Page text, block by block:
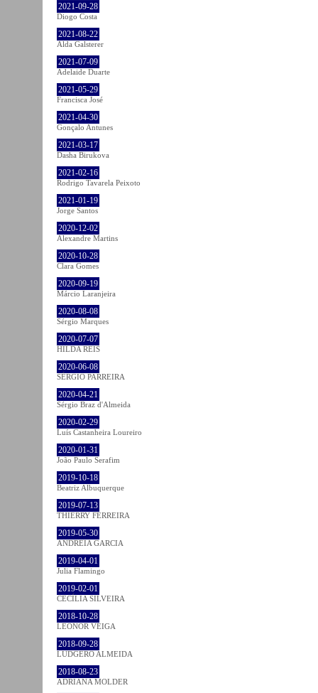
2021-09-28
Diogo Costa
2021-08-22
Alda Galsterer
2021-07-09
Adelaide Duarte
2021-05-29
Francisca José
2021-04-30
Gonçalo Antunes
2021-03-17
Dasha Birukova
2021-02-16
Rodrigo Tavarela Peixoto
2021-01-19
Jorge Santos
2020-12-02
Alexandre Martins
2020-10-28
Clara Gomes
2020-09-19
Márcio Laranjeira
2020-08-08
Sérgio Marques
2020-07-07
HILDA REIS
2020-06-08
SÉRGIO PARREIRA
2020-04-21
Sérgio Braz d'Almeida
2020-02-29
Luís Castanheira Loureiro
2020-01-31
João Paulo Serafim
2019-10-18
Beatriz Albuquerque
2019-07-13
THIERRY FERREIRA
2019-05-30
ANDREIA GARCIA
2019-04-01
Julia Flamingo
2019-02-01
CECÍLIA SILVEIRA
2018-10-28
LEONOR VEIGA
2018-09-28
LUDGERO ALMEIDA
2018-08-23
ADRIANA MOLDER